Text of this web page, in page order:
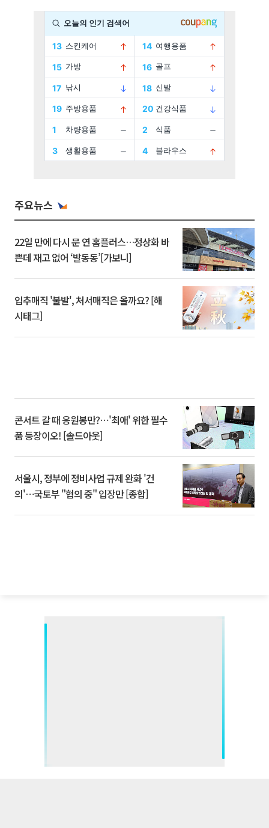
주요뉴스
22일 만에 다시 문 연 홈플러스…정상화 바
쁜데 재고 없어 ‘발동동’[가보니]
입추매직 '불발', 처서매직은 올까요? [해
시태그]
콘서트 갈 때 응원봉만?⋯'최애' 위한 필수
품 등장이오! [솔드아웃]
서울시, 정부에 정비사업 규제 완화 '건
의'⋯국토부 "협의 중" 입장만 [종합]